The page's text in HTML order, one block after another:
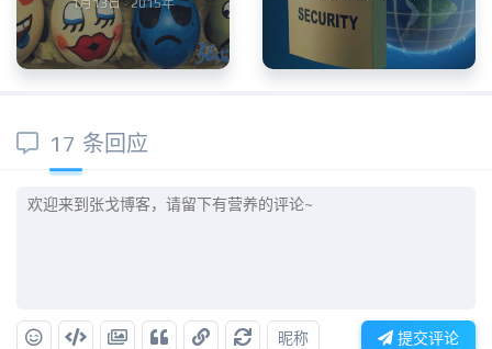
1月13日 · 2015年
17 条回应
昵称 提交评论